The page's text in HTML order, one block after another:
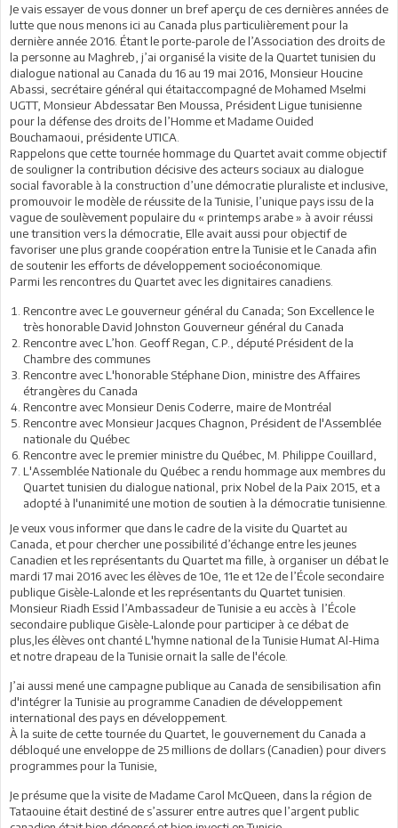
Je vais essayer de vous donner un bref aperçu de ces dernières années de
lutte que nous menons ici au Canada plus particulièrement pour la
dernière année 2016. Étant le porte-parole de l’Association des droits de
la personne au Maghreb, j’ai organisé la visite de la Quartet tunisien du
dialogue national au Canada du 16 au 19 mai 2016, Monsieur Houcine
Abassi, secrétaire général qui étaitaccompagné de Mohamed Mselmi
UGTT, Monsieur Abdessatar Ben Moussa, Président Ligue tunisienne
pour la défense des droits de l’Homme et Madame Ouided
Bouchamaoui, présidente UTICA.
Rappelons que cette tournée hommage du Quartet avait comme objectif
de souligner la contribution décisive des acteurs sociaux au dialogue
social favorable à la construction d’une démocratie pluraliste et inclusive,
promouvoir le modèle de réussite de la Tunisie, l’unique pays issu de la
vague de soulèvement populaire du « printemps arabe » à avoir réussi
une transition vers la démocratie, Elle avait aussi pour objectif de
favoriser une plus grande coopération entre la Tunisie et le Canada afin
de soutenir les efforts de développement socioéconomique.
Parmi les rencontres du Quartet avec les dignitaires canadiens.
Rencontre avec Le gouverneur général du Canada; Son Excellence le
très honorable David Johnston Gouverneur général du Canada
Rencontre avec L’hon. Geoff Regan, C.P., député Président de la
Chambre des communes
Rencontre avec L'honorable Stéphane Dion, ministre des Affaires
étrangères du Canada
Rencontre avec Monsieur Denis Coderre, maire de Montréal
Rencontre avec Monsieur Jacques Chagnon, Président de l'Assemblée
nationale du Québec
Rencontre avec le premier ministre du Québec, M. Philippe Couillard,
L'Assemblée Nationale du Québec a rendu hommage aux membres du
Quartet tunisien du dialogue national, prix Nobel de la Paix 2015, et a
adopté à l'unanimité une motion de soutien à la démocratie tunisienne.
Je veux vous informer que dans le cadre de la visite du Quartet au
Canada, et pour chercher une possibilité d’échange entre les jeunes
Canadien et les représentants du Quartet ma fille, à organiser un débat le
mardi 17 mai 2016 avec les élèves de 10e, 11e et 12e de l’École secondaire
publique Gisèle-Lalonde et les représentants du Quartet tunisien.
Monsieur Riadh Essid l’Ambassadeur de Tunisie a eu accès à l’École
secondaire publique Gisèle-Lalonde pour participer à ce débat de
plus,les élèves ont chanté L'hymne national de la Tunisie Humat Al-Hima
et notre drapeau de la Tunisie ornait la salle de l'école.
J’ai aussi mené une campagne publique au Canada de sensibilisation afin
d'intégrer la Tunisie au programme Canadien de développement
international des pays en développement.
À la suite de cette tournée du Quartet, le gouvernement du Canada a
débloqué une enveloppe de 25 millions de dollars (Canadien) pour divers
programmes pour la Tunisie,
Je présume que la visite de Madame Carol McQueen, dans la région de
Tataouine était destiné de s’assurer entre autres que l’argent public